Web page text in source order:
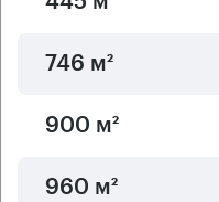
746 м²
900 м²
960 м²